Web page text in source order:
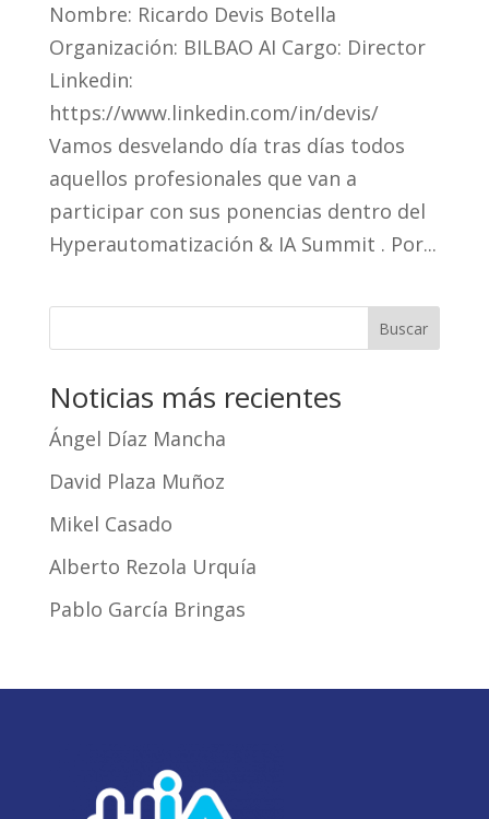
Nombre: Ricardo Devis Botella
Organización: BILBAO AI Cargo: Director
Linkedin:
https://www.linkedin.com/in/devis/
Vamos desvelando día tras días todos
aquellos profesionales que van a
participar con sus ponencias dentro del
Hyperautomatización & IA Summit . Por...
Buscar
Noticias más recientes
Ángel Díaz Mancha
David Plaza Muñoz
Mikel Casado
Alberto Rezola Urquía
Pablo García Bringas